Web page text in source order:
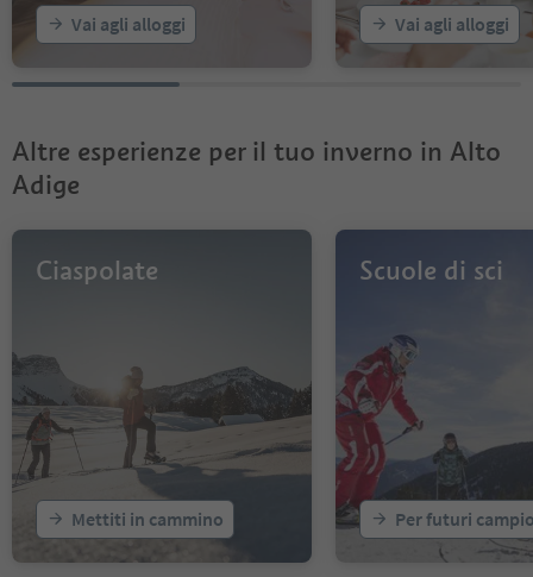
Vai agli alloggi Vai agli alloggi
Altre esperienze per il tuo inverno in Alto
Adige
Ciaspolate
Mettiti in cammino
Scuole di sci
Per futuri